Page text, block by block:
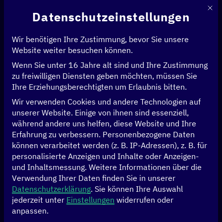
Deutsche
Mit
Datenschutzeinstellungen
Wir benötigen Ihre Zustimmung, bevor Sie unsere
Website weiter besuchen können.
Wenn Sie unter 16 Jahre alt sind und Ihre Zustimmung
zu freiwilligen Diensten geben möchten, müssen Sie
Ihre Erziehungsberechtigten um Erlaubnis bitten.
Wir verwenden Cookies und andere Technologien auf
unserer Website. Einige von ihnen sind essenziell,
während andere uns helfen, diese Website und Ihre
Erfahrung zu verbessern. Personenbezogene Daten
können verarbeitet werden (z. B. IP-Adressen), z. B. für
personalisierte Anzeigen und Inhalte oder Anzeigen-
und Inhaltsmessung. Weitere Informationen über die
Verwendung Ihrer Daten finden Sie in unserer
Datenschutzerklärung. Sie können Ihre Auswahl
jederzeit unter Einstellungen widerrufen oder
anpassen.